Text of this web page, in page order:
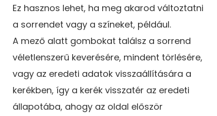
Ez hasznos lehet, ha meg akarod változtatni
a sorrendet vagy a színeket, például.
A mező alatt gombokat találsz a sorrend
véletlenszerű keverésére, mindent törlésére,
vagy az eredeti adatok visszaállítására a
kerékben, így a kerék visszatér az eredeti
állapotába, ahogy az oldal először